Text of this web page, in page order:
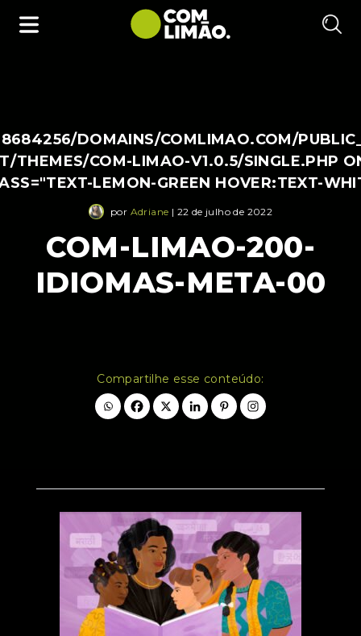
DOMAINS/COMLIMAO.COM/
THEMES/COM-LIMAO-V1.0.5/SINGLE.PHP
LEMON-GREEN HOVER:TEXT-
por Adriane | 22 de julho de 2022
COM-LIMAO-200-
IDIOMAS-META-00
Compartilhe esse conteúdo: